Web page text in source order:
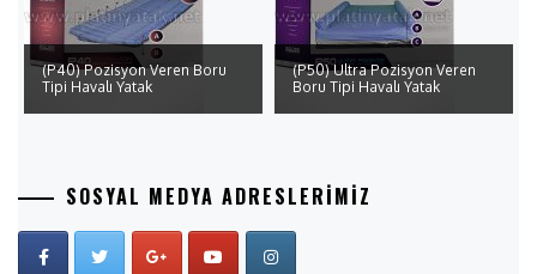
(P40) Pozisyon Veren Boru
Tipi Havalı Yatak
(P50) Ultra Pozisyon Veren
Boru Tipi Havalı Yatak
SOSYAL MEDYA ADRESLERIMIZ